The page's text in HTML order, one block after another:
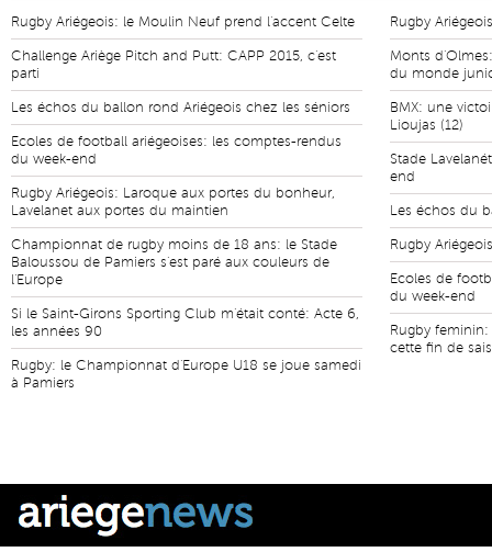
Rugby Ariégeois: le Moulin Neuf prend l'accent Celte
Challenge Ariège Pitch and Putt: CAPP 2015, c'est
parti
Les échos du ballon rond Ariégeois chez les séniors
Ecoles de football ariégeoises: les comptes-rendus
du week-end
Rugby Ariégeois: Laroque aux portes du bonheur,
Lavelanet aux portes du maintien
Championnat de rugby moins de 18 ans: le Stade
Baloussou de Pamiers s'est paré aux couleurs de
l'Europe
Si le Saint-Girons Sporting Club m'était conté: Acte 6,
les années 90
Rugby: le Championnat d'Europe U18 se joue samedi
à Pamiers
Rugby
Monts
du monde
BMX: une
Lioujas (12)
Stade
end
Les échos du
Rugby
Ecoles de
du week-end
Rugby
cette fin de